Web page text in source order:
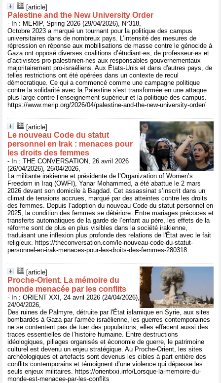
[article]
Palestine and the New University Order
- In : MERIP, Spring 2026 (29/04/2026), N°318,
Octobre 2023 a marqué un tournant pour la politique des campus
universitaires dans de nombreux pays. L’intensité des mesures de
répression en réponse aux mobilisations de masse contre le génocide à
Gaza ont opposé diverses coalitions d’étudiant·es, de professeur·es et
d’activistes pro-palestinien·nes aux responsables gouvernementaux
majoritairement pro-israéliens. Aux États-Unis et dans d'autres pays, de
telles restrictions ont été opérées dans un contexte de recul
démocratique. Ce qui a commencé comme une campagne politique
contre la solidarité avec la Palestine s'est transformée en une attaque
plus large contre l’enseignement supérieur et la politique des campus.
https://www.merip.org/2026/04/palestine-and-the-new-university-order/
[article]
Le nouveau Code du statut
personnel en Irak : menaces pour
les droits des femmes
- In : THE CONVERSATION, 26 avril 2026
(26/04/2026), 26/04/2026,
La militante irakienne et présidente de l’Organization of Women’s
Freedom in Iraq (OWFI), Yanar Mohammed, a été abattue le 2 mars
2026 devant son domicile à Bagdad. Cet assassinat s’inscrit dans un
climat de tensions accrues, marqué par des atteintes contre les droits
des femmes. Depuis l’adoption du nouveau Code du statut personnel en
2025, la condition des femmes se détériore. Entre mariages précoces et
transferts automatiques de la garde de l’enfant au père, les effets de la
réforme sont de plus en plus visibles dans la société irakienne,
traduisant une inflexion plus profonde des relations de l'État avec le fait
religieux. https://theconversation.com/le-nouveau-code-du-statut-
personnel-en-irak-menaces-pour-les-droits-des-femmes-280318
[article]
Proche-Orient. La mémoire du
monde menacée par les conflits
- In : ORIENT XXI, 24 avril 2026 (24/04/2026),
24/04/2026,
Des ruines de Palmyre, détruite par l'État islamique en Syrie, aux sites
bombardés à Gaza par l'armée israélienne, les guerres contemporaines
ne se contentent pas de tuer des populations, elles effacent aussi des
traces essentielles de l’histoire humaine. Entre destructions
idéologiques, pillages organisés et économie de guerre, le patrimoine
culturel est devenu un enjeu stratégique. Au Proche-Orient, les sites
archéologiques et artefacts sont devenus les cibles à part entière des
conflits contemporains et témoignent d’une violence qui dépasse les
seuls enjeux militaires. https://orientxxi.info/Lorsque-la-memoire-du-
monde-est-menacee-par-les-conflits